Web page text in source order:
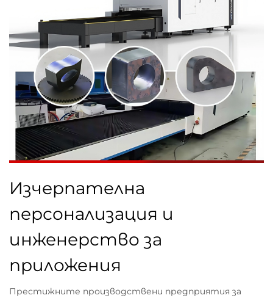
Изчерпателна
персонализация и
инженерство за
приложения
Престижните производствени предприятия за